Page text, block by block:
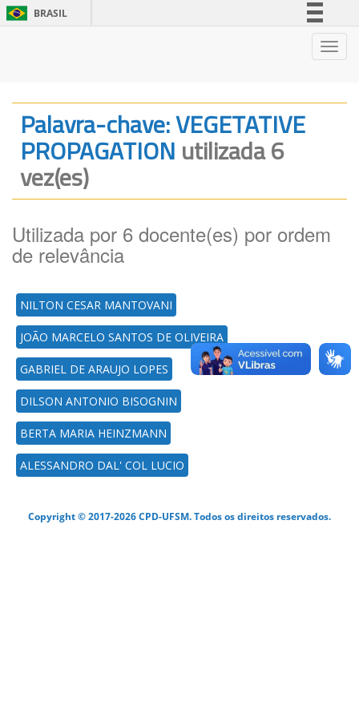
BRASIL
Legislação
Canais
Palavra-chave: VEGETATIVE
PROPAGATION utilizada 6
vez(es)
Utilizada por 6 docente(es) por ordem
de relevância
NILTON CESAR MANTOVANI
JOÃO MARCELO SANTOS DE OLIVEIRA
GABRIEL DE ARAUJO LOPES
DILSON ANTONIO BISOGNIN
BERTA MARIA HEINZMANN
ALESSANDRO DAL' COL LUCIO
Copyright © 2017-2026 CPD-UFSM. Todos os direitos reservados.